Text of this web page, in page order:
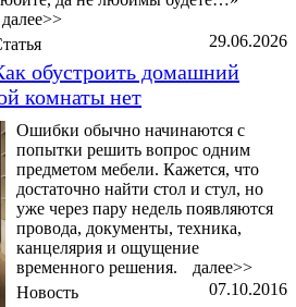
далее>>
29.06.2026
обустроить домашний
комнаты нет
Ошибки обычно начинаются с
попытки решить вопрос одним
предметом мебели. Кажется, что
достаточно найти стол и стул, но
уже через пару недель появляются
провода, документы, техника,
канцелярия и ощущение
временного решения.
далее>>
07.10.2016
Новость